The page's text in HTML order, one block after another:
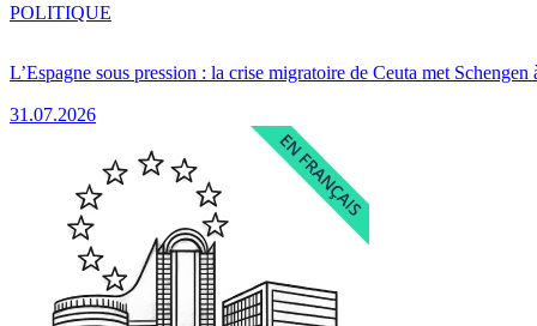
L’Espagne sous pression : la crise migratoire de Ceuta met Schengen
31.07.2026
POLITIQUE